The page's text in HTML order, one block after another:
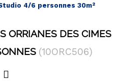
4/6 personnes 30m²
ORRIANES DES CIMES
(10ORC506)